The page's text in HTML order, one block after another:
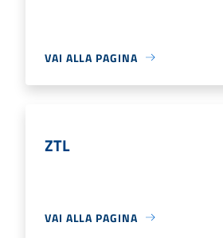
VAI ALLA PAGINA
ZTL
VAI ALLA PAGINA